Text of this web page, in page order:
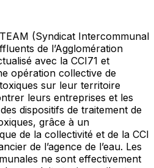
(Syndicat Intercommunal
de l’Agglomération
avec la CCI71 et
opération collective de
sur leur territoire
leurs entreprises et les
dispositifs de traitement de
grâce à un
de la collectivité et de la CCI
de l’agence de l’eau. Les
ne sont effectivement